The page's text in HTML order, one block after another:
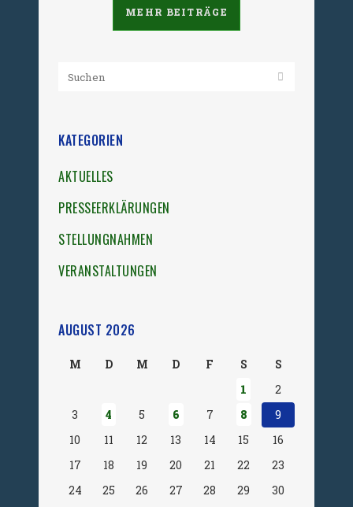
MEHR BEITRÄGE
KATEGORIEN
AKTUELLES
PRESSEERKLÄRUNGEN
STELLUNGNAHMEN
VERANSTALTUNGEN
AUGUST 2026
M D M D F S
S
1
2
3
4 5 6 7 8
9
10
11 12 13 14 15
16
17
18 19 20 21 22
23
24
25 26 27 28 29
30